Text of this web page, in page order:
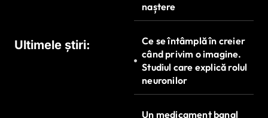
Ultimele știri:
naștere
Ce se întâmplă în creier
când privim o imagine.
Studiul care explică rolul
neuronilor
Un medicament banal